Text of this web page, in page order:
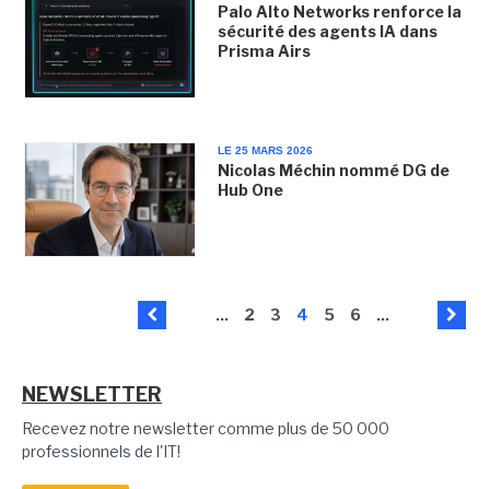
Palo Alto Networks renforce la
sécurité des agents IA dans
Prisma Airs
LE 25 MARS 2026
Nicolas Méchin nommé DG de
Hub One
... 2 3 4 5 6 ...
NEWSLETTER
Recevez notre newsletter comme plus de 50 000
professionnels de l'IT!